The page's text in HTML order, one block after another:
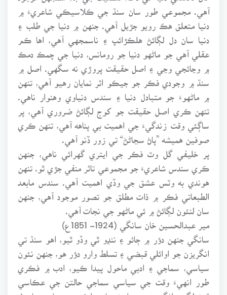
آهي. مجموعي طور سان سنڌ جي ڪلاسيڪي شاعريءَ ۾
دنيا متعلق هڪ رويو جڙيل آهي. جنهن ۾ دنيا جي طلب ۽
دنيا سان دل لڳائڻ هلڪڙائپ ۽ ناسمجهي آهي، اها ڪم
عقلي آهي جو ماڻهو دنيا جو رومانس، دنيا جي چمڪ دمڪ
۾ وڃائجي وڃي ۽ اصل حقيقت پروڙي نه سگهي. اصل ۾
سنڌ ۾ وجودي فڪر جو جيڪو اثر نمايان رهيو آهي، تنهن
۾ ماڻهوءَ جو متبادل دنيا ۽ سندس دنياوي وهنوار ناهي.
تنهن ڪري اصل حقيقت جو کوج لڳائڻ ضروري آهي، پر
ساڳئي وقت زندگيءَ جي اهميت بي پناهه آهي، تنهن ڪري
صوفين هميشه ”پاڻ سڃاڻڻ“ تي زور ڏنو آهي.
پر خليفي گل وٽ فڪر جي ايتري گهرائي ناهي، جنهن
ڪري سندس شاعريءَ جو مجموعي تاثر منفي جڙي ٿو. تنهن
هوندي به وٽس عشق جي وڏي اهميت آهي. سندس مابعد
الطبعاتي فڪر ۾ ذات مطلق جو تصور موجود آهي، جنهن
سان لنئون لڳائڻ ۾ ئي ماڻهو جي نجات آهي.
مير عبدالحسين خان سانگي (1924- 1851ع)
سانگي جنهن دؤر ۾ ڄائو ۽ ننڍو ٿي وڏو ٿيو، اهو سنڌ تي
انگريزن جو اوائلي قبضي ۽ تسلط وارو دؤر هو، جنهن نئون
سياسي، سماجي ۽ ادبي ماحول پيدا ڪيو، ادب ۾ فڪري
طور انهيءَ وقت جي سياسي سماجي حالتن جي عڪاسي
ٿيڻ لڳي، انگريزن جي اچڻ سان ملڪ جو سماجي ماحول